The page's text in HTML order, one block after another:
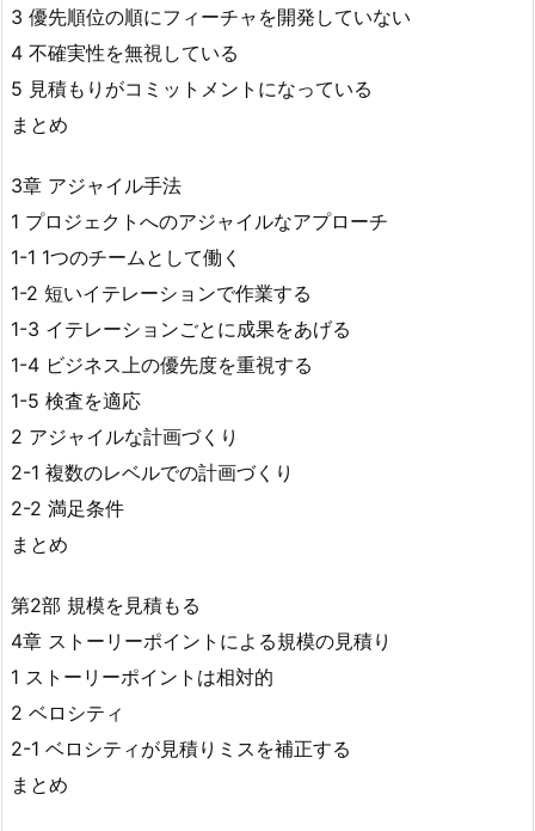
3 優先順位の順にフィーチャを開発していない
4 不確実性を無視している
5 見積もりがコミットメントになっている
まとめ
3章 アジャイル手法
1 プロジェクトへのアジャイルなアプローチ
1-1 1つのチームとして働く
1-2 短いイテレーションで作業する
1-3 イテレーションごとに成果をあげる
1-4 ビジネス上の優先度を重視する
1-5 検査を適応
2 アジャイルな計画づくり
2-1 複数のレベルでの計画づくり
2-2 満足条件
まとめ
第2部 規模を見積もる
4章 ストーリーポイントによる規模の見積り
1 ストーリーポイントは相対的
2 ベロシティ
2-1 ベロシティが見積りミスを補正する
まとめ